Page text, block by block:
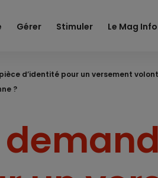
Gérer Stimuler Le Mag Info
d’identité pour un versement
?